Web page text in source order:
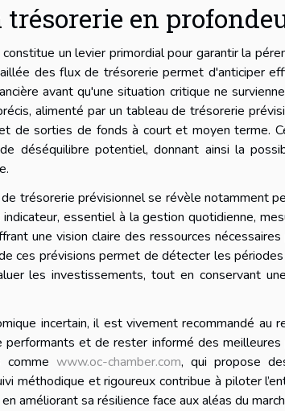
en
un levier primordial pour garantir la
des flux de trésorerie permet d'anticiper
avant qu'une situation critique ne
alimenté par un tableau de trésorerie
de sorties de fonds à court et moyen terme.
déséquilibre potentiel, donnant ainsi la
trésorerie prévisionnel se révèle notamment
essentiel à la gestion quotidienne,
une vision claire des ressources
ces prévisions permet de détecter les
les investissements, tout en conservant
incertain, il est vivement recommandé au
et de rester informé des
comme www.oc-chamber.com, qui propose
méthodique et rigoureux contribue à piloter
améliorant sa résilience face aux aléas du